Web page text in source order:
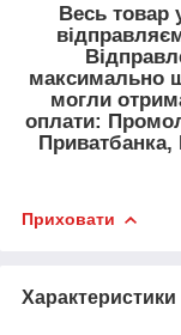
Весь товар
максимально
могли
оплати:
Приховати
Характеристики